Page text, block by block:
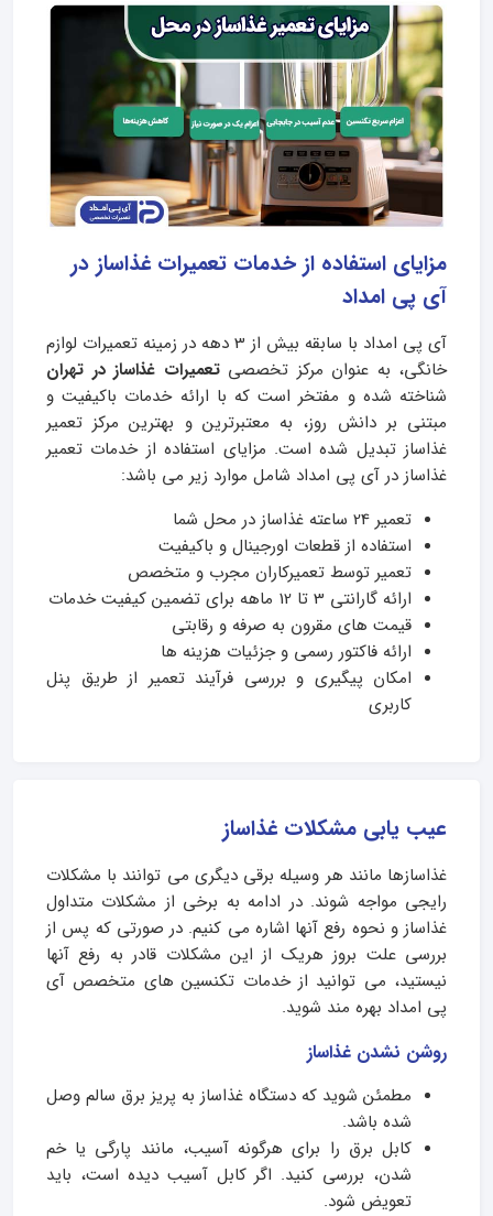
مزایای استفاده از خدمات تعمیرات غذاساز در
آی پی امداد
آی پی امداد با سابقه بیش از 3 دهه در زمینه تعمیرات لوازم
خانگی، به عنوان مرکز تخصصیتعمیرات غذاساز در تهران
شناخته شده و مفتخر است که با ارائه خدمات باکیفیت و
مبتنی بر دانش روز، به معتبرترین و بهترین مرکز تعمیر
غذاساز تبدیل شده است. مزایای استفاده از خدمات تعمیر
غذاساز در آی پی امداد شامل موارد زیر می باشد:
تعمیر 24 ساعته غذاساز در محل شما
استفاده از قطعات اورجینال و باکیفیت
تعمیر توسط تعمیرکاران مجرب و متخصص
ارائه گارانتی 3 تا 12 ماهه برای تضمین کیفیت خدمات
قیمت های مقرون به صرفه و رقابتی
ارائه فاکتور رسمی و جزئیات هزینه ها
امکان پیگیری و بررسی فرآیند تعمیر از طریق پنل
کاربری
عیب یابی مشکلات غذاساز
غذاسازها مانند هر وسیله برقی دیگری می توانند با مشکلات
رایجی مواجه شوند. در ادامه به برخی از مشکلات متداول
غذاساز و نحوه رفع آنها اشاره می کنیم. در صورتی که پس از
بررسی علت بروز هریک از این مشکلات قادر به رفع آنها
نیستید، می توانید از خدمات تکنسین های متخصص آی
پی امداد بهره مند شوید.
روشن نشدن غذاساز
مطمئن شوید که دستگاه غذاساز به پریز برق سالم وصل
شده باشد.
کابل برق را برای هرگونه آسیب، مانند پارگی یا خم
شدن، بررسی کنید. اگر کابل آسیب دیده است، باید
تعویض شود.